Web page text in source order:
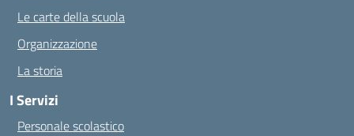
Le carte della scuola
Organizzazione
La storia
I Servizi
Personale scolastico